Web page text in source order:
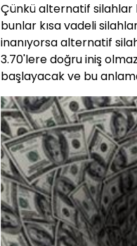
Çünkü alternatif silahlar
bunlar kısa vadeli
inanıyorsa alternatif
3.70'lere doğru iniş
başlayacak ve bu